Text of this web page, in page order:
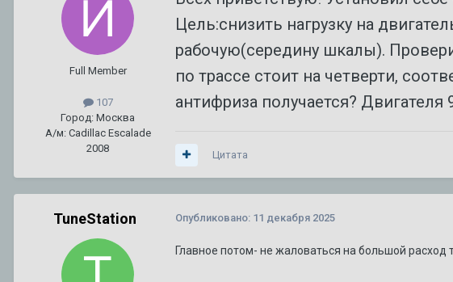
1 2 3
Автор: A446MO 24 июня 2011 в Escalade III 2006 — 2014
Сгорела коробка на 280000км. Как предотвратить в следующий раз? Доп.
CTS I 2003 г. — 2007 г.
Full Member
107
Город: Москва
А/м: Cadillac Escalade
2008
Цель:снизить нагрузку на
рабочую(середину шкалы).
по трассе стоит на четверти,
антифриза получается? Двигателя
Цитата
TuneStation Опубликовано: 11 декабря 2025
Главное потом- не жаловаться на большой расход